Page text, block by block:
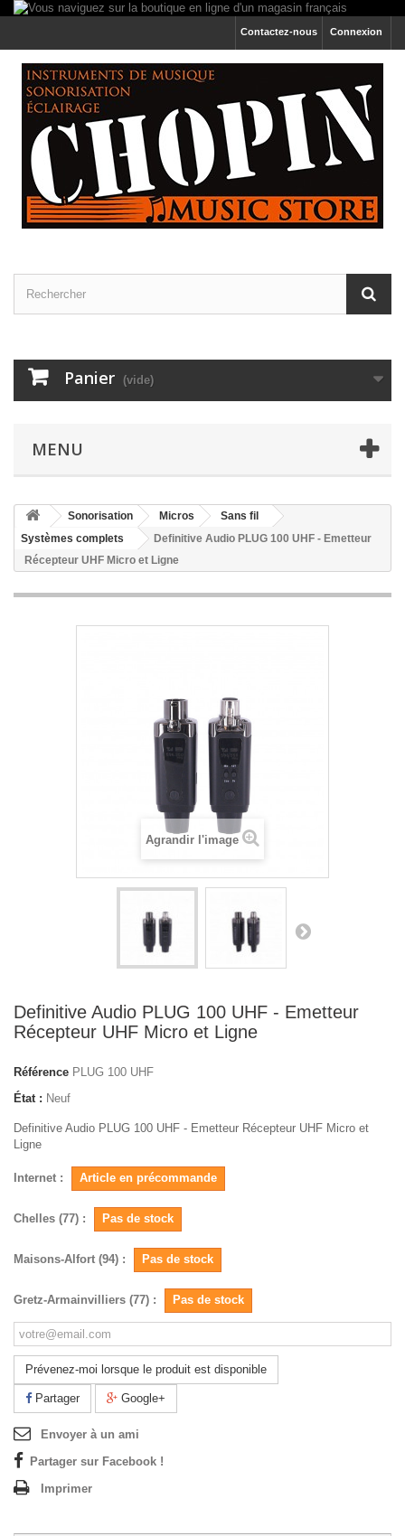
Connexion
Contactez-nous
Panier (vide)
MENU
Sonorisation Micros
Sans fil
Systèmes complets
Definitive Audio PLUG 100 UHF - Emetteur
Récepteur UHF Micro et Ligne
Agrandir l'image
Definitive Audio PLUG 100 UHF - Emetteur
Récepteur UHF Micro et Ligne
Référence PLUG 100 UHF
État : Neuf
Definitive Audio PLUG 100 UHF - Emetteur Récepteur UHF Micro et
Ligne
Internet : Article en précommande
Chelles (77) : Pas de stock
Maisons-Alfort (94) : Pas de stock
Gretz-Armainvilliers (77) : Pas de stock
Prévenez-moi lorsque le produit est disponible
Partager Google+
Envoyer à un ami
Partager sur Facebook !
Imprimer